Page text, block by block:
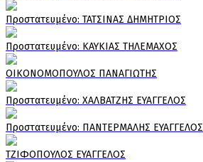
Πρoστατευμένο: ΤΑΤΣΙΝΑΣ ΔΗΜΗΤΡΙΟΣ
Πρoστατευμένο: ΚΑΥΚΙΑΣ ΤΗΛΕΜΑΧΟΣ
ΟΙΚΟΝΟΜΟΠΟΥΛΟΣ ΠΑΝΑΓΙΩΤΗΣ
Πρoστατευμένο: ΧΑΛΒΑΤΖΗΣ ΕΥΑΓΓΕΛΟΣ
Πρoστατευμένο: ΠΑΝΤΕΡΜΑΛΗΣ ΕΥΑΓΓΕΛΟΣ
ΤΖΙΦΟΠΟΥΛΟΣ ΕΥΑΓΓΕΛΟΣ